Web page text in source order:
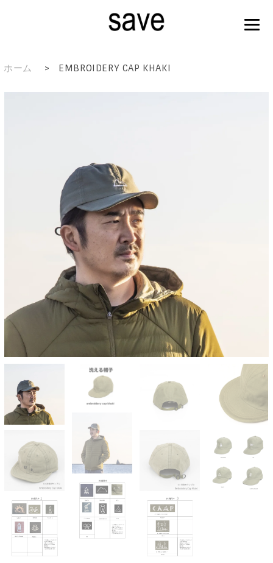
ホーム > EMBROIDERY CAP KHAKI